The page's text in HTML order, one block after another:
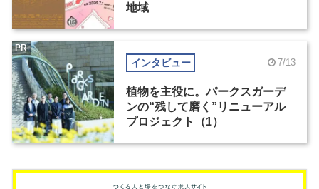
地域
インタビュー 7/13
植物を主役に。パークスガーデ
ンの“残して磨く”リニューアル
プロジェクト（1）
PR